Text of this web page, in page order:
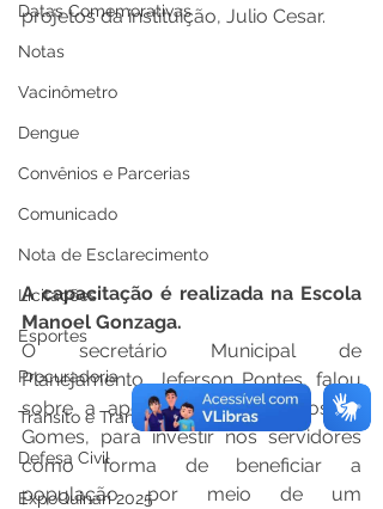
Datas Comemorativas
Notas
Vacinômetro
Dengue
Convênios e Parcerias
Comunicado
Nota de Esclarecimento
Licitações
Esportes
Procuradoria
Trânsito e Transporte
Defesa Civil
ExpoQuinari 2025
projetos da instituição, Julio Cesar.
A capacitação é realizada na Escola
Manoel Gonzaga.
O secretário Municipal de
Planejamento, Jeferson Pontes, falou
sobre a aposta da prefeita Rosana
Gomes, para investir nos servidores
como forma de beneficiar a
população por meio de um